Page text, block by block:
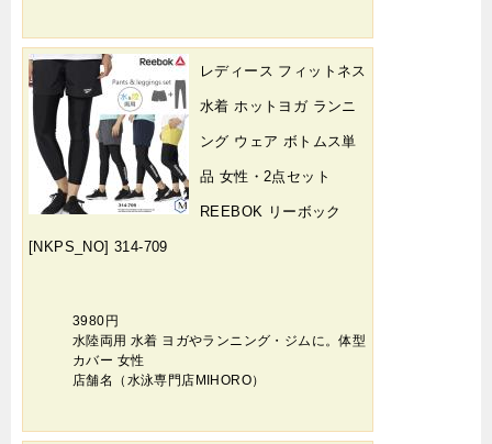
レディース フィットネス
水着 ホットヨガ ランニ
ング ウェア ボトムス単
品 女性・2点セット
REEBOK リーボック
[NKPS_NO] 314-709
3980円
水陸両用 水着 ヨガやランニング・ジムに。体型
カバー 女性
店舗名（水泳専門店MIHORO）